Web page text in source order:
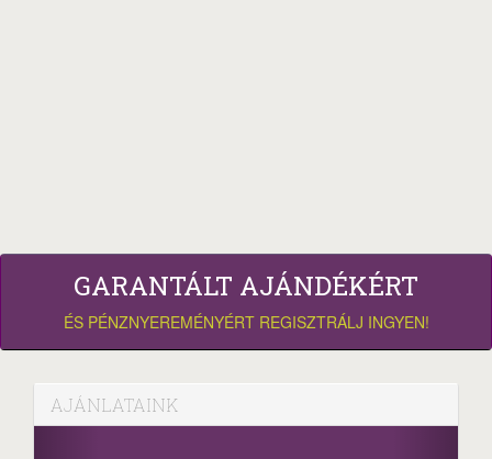
GARANTÁLT AJÁNDÉKÉRT
ÉS PÉNZNYEREMÉNYÉRT REGISZTRÁLJ INGYEN!
AJÁNLATAINK